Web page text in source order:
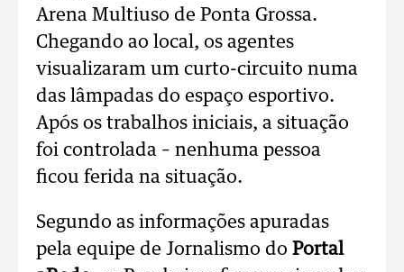
Arena Multiuso de Ponta Grossa.
Chegando ao local, os agentes
visualizaram um curto-circuito numa
das lâmpadas do espaço esportivo.
Após os trabalhos iniciais, a situação
foi controlada – nenhuma pessoa
ficou ferida na situação.
Segundo as informações apuradas
pela equipe de Jornalismo do Portal